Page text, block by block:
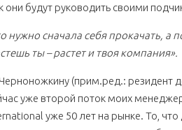
они будут руководить своими
нужно сначала себя прокачать, а
ты – растет и твоя компания».
(прим.ред.: резидент
уже второй поток моих
уже 50 лет на рынке. То,